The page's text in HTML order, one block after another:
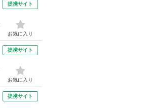
提携サイト
お気に入り
提携サイト
お気に入り
提携サイト